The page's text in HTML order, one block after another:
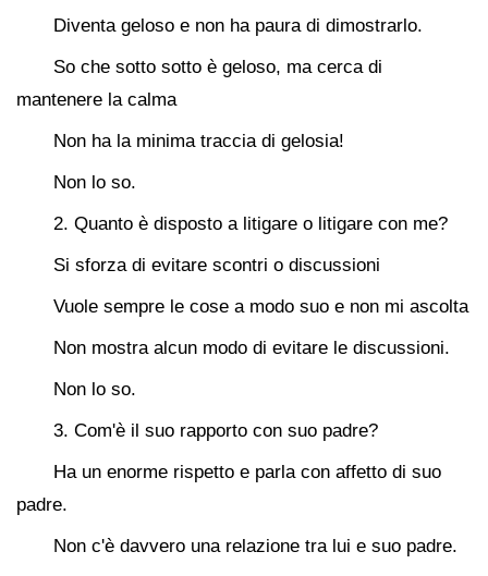
Diventa geloso e non ha paura di dimostrarlo.
So che sotto sotto è geloso, ma cerca di
mantenere la calma
Non ha la minima traccia di gelosia!
Non lo so.
2. Quanto è disposto a litigare o litigare con me?
Si sforza di evitare scontri o discussioni
Vuole sempre le cose a modo suo e non mi ascolta
Non mostra alcun modo di evitare le discussioni.
Non lo so.
3. Com'è il suo rapporto con suo padre?
Ha un enorme rispetto e parla con affetto di suo
padre.
Non c'è davvero una relazione tra lui e suo padre.